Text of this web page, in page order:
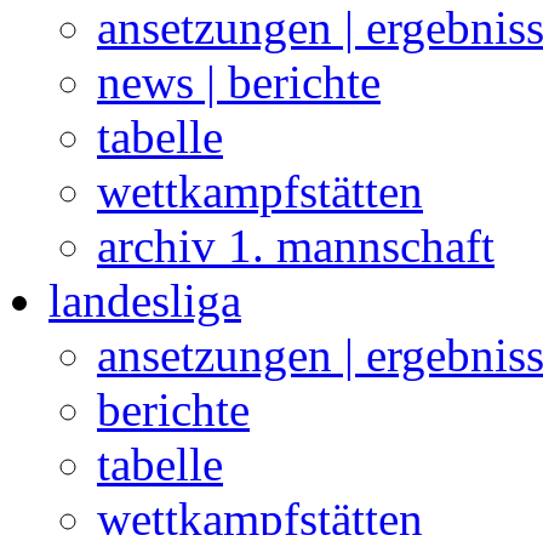
ansetzungen |
news | berichte
tabelle
wettkampfstätten
archiv 1. mannschaft
landesliga
ansetzungen |
berichte
tabelle
wettkampfstätten